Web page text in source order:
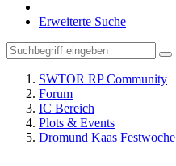
Erweiterte Suche
SWTOR RP Community
Forum
IC Bereich
Plots & Events
Dromund Kaas Festwoche